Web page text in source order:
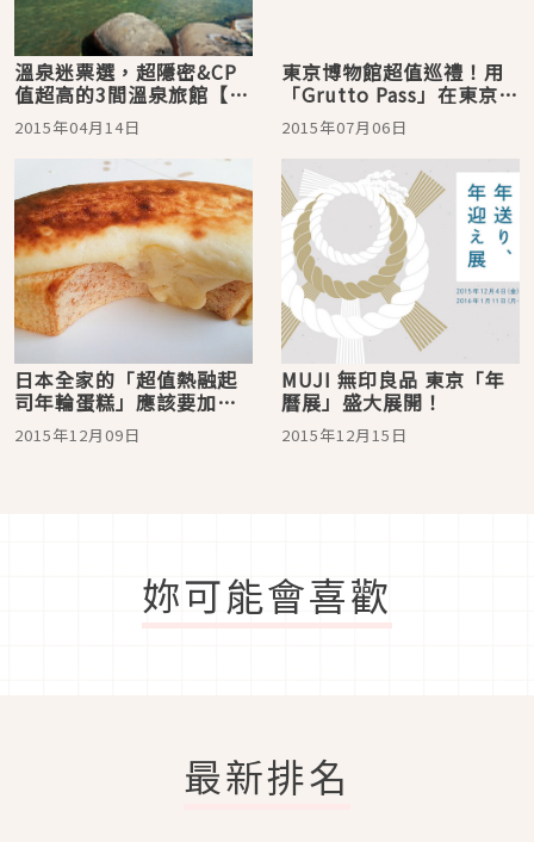
溫泉迷票選，超隱密&CP
值超高的3間溫泉旅館【信
州編】
2015年04月14日
東京博物館超值巡禮！用
「Grutto Pass」在東京來
場充實的小資約會
2015年07月06日
日本全家的「超值熱融起
司年輪蛋糕」應該要加熱
後再吃！可以享用到鬆軟
＆熱融口感唷！！
2015年12月09日
MUJI 無印良品 東京「年
曆展」盛大展開！
2015年12月15日
妳可能會喜歡
最新排名